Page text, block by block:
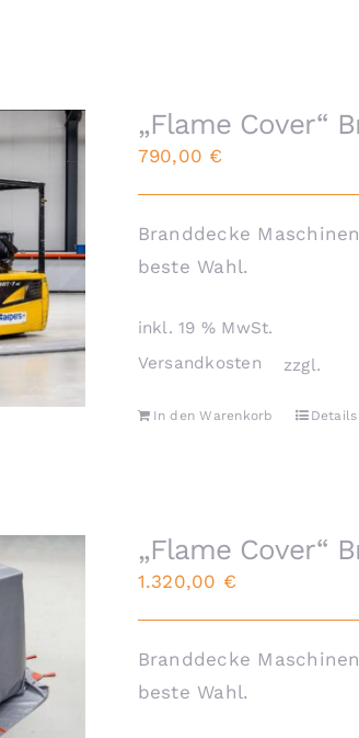
„Flame Cover“
790,00 €
Branddecke
beste Wahl.
inkl. 19 % MwSt.
zzgl.
Versandkosten
In den Warenkorb Details
„Flame Cover“
1.320,00 €
Branddecke
beste Wahl.